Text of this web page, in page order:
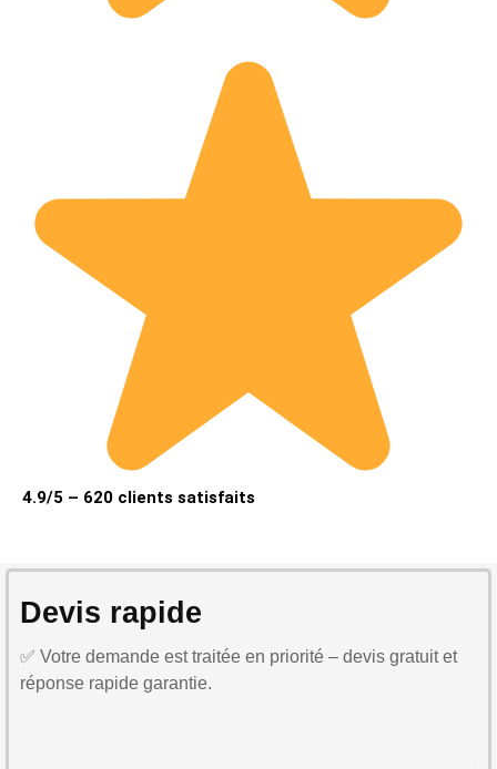
4.9/5 – 620 clients satisfaits
Devis rapide
✅ Votre demande est traitée en priorité – devis gratuit et
réponse rapide garantie.